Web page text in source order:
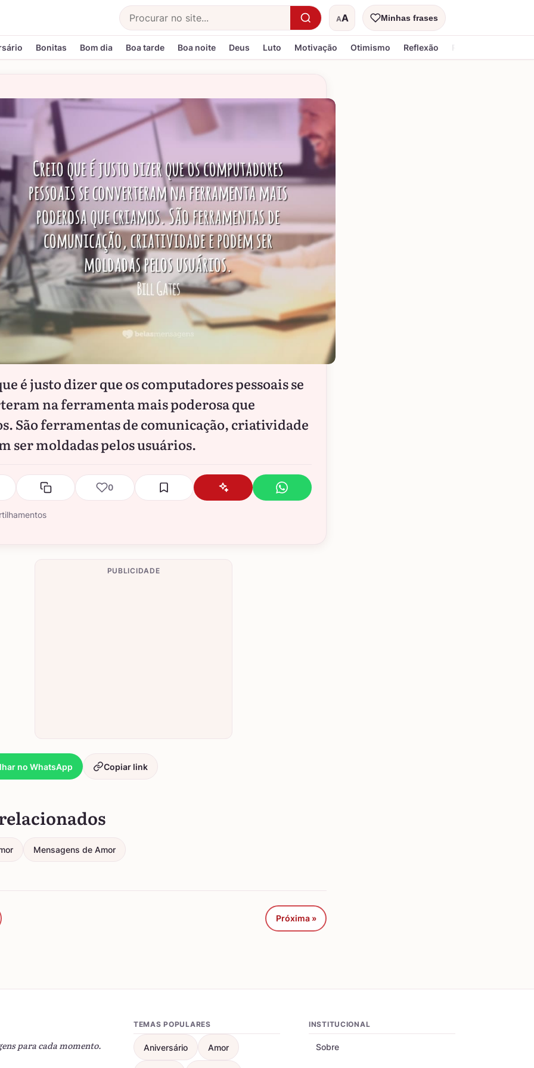
Buscar AA
Tamanho do textoMinhas frases
Bonitas Bom dia Boa tarde Boa noite Deus Luto Motivação Otimismo Reflexão Religiosa
é justo dizer que os computadores pessoais se
na ferramenta mais poderosa que
São ferramentas de comunicação, criatividade
ser moldadas pelos usuários.
0
PUBLICIDADE
no WhatsApp Copiar link
Mensagens de Amor
Próxima »
para cada momento.
TEMAS POPULARES
Aniversário Amor
INSTITUCIONAL
Sobre